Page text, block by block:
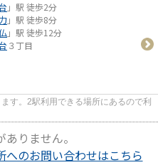
」駅 徒歩2分
」駅 徒歩8分
」駅 徒歩12分
３丁目
す。2駅利用できる場所にあるので利
りません。
のお問い合わせはこちら